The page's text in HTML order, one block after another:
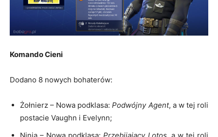
Komando Cieni
Dodano 8 nowych bohaterów:
Żołnierz – Nowa podklasa:Podwójny Agent, a w tej roli
postacie Vaughn i Evelynn;